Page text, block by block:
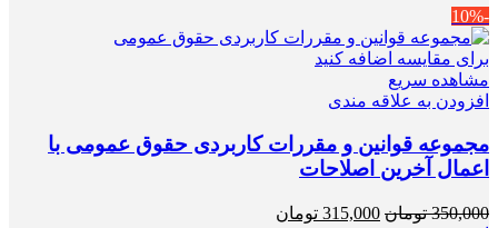
-10%
برای مقایسه اضافه کنید
مشاهده سریع
افزودن به علاقه مندی
مجموعه قوانین و مقررات کاربردی حقوق عمومی با
اعمال آخرین اصلاحات
350,000 تومان قیمت
315,000 تومان